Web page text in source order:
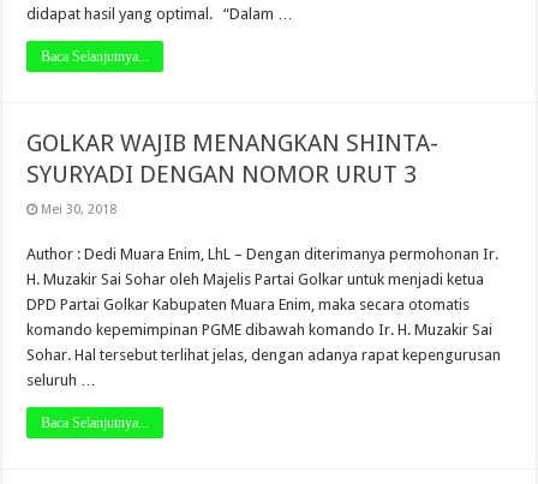
didapat hasil yang optimal. “Dalam …
Baca Selanjutnya...
GOLKAR WAJIB MENANGKAN SHINTA-
SYURYADI DENGAN NOMOR URUT 3
Mei 30, 2018
Author : Dedi Muara Enim, LhL – Dengan diterimanya permohonan Ir.
H. Muzakir Sai Sohar oleh Majelis Partai Golkar untuk menjadi ketua
DPD Partai Golkar Kabupaten Muara Enim, maka secara otomatis
komando kepemimpinan PGME dibawah komando Ir. H. Muzakir Sai
Sohar. Hal tersebut terlihat jelas, dengan adanya rapat kepengurusan
seluruh …
Baca Selanjutnya...